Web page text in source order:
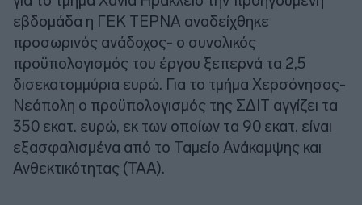
εβδομάδα η ΓΕΚ ΤΕΡΝΑ αναδείχθηκε
προσωρινός ανάδοχος- ο συνολικός
προϋπολογισμός του έργου ξεπερνά τα 2,5
δισεκατομμύρια ευρώ. Για το τμήμα Χερσόνησος-
Νεάπολη ο προϋπολογισμός της ΣΔΙΤ αγγίζει τα
350 εκατ. ευρώ, εκ των οποίων τα 90 εκατ. είναι
εξασφαλισμένα από το Ταμείο Ανάκαμψης και
Ανθεκτικότητας (ΤΑΑ).